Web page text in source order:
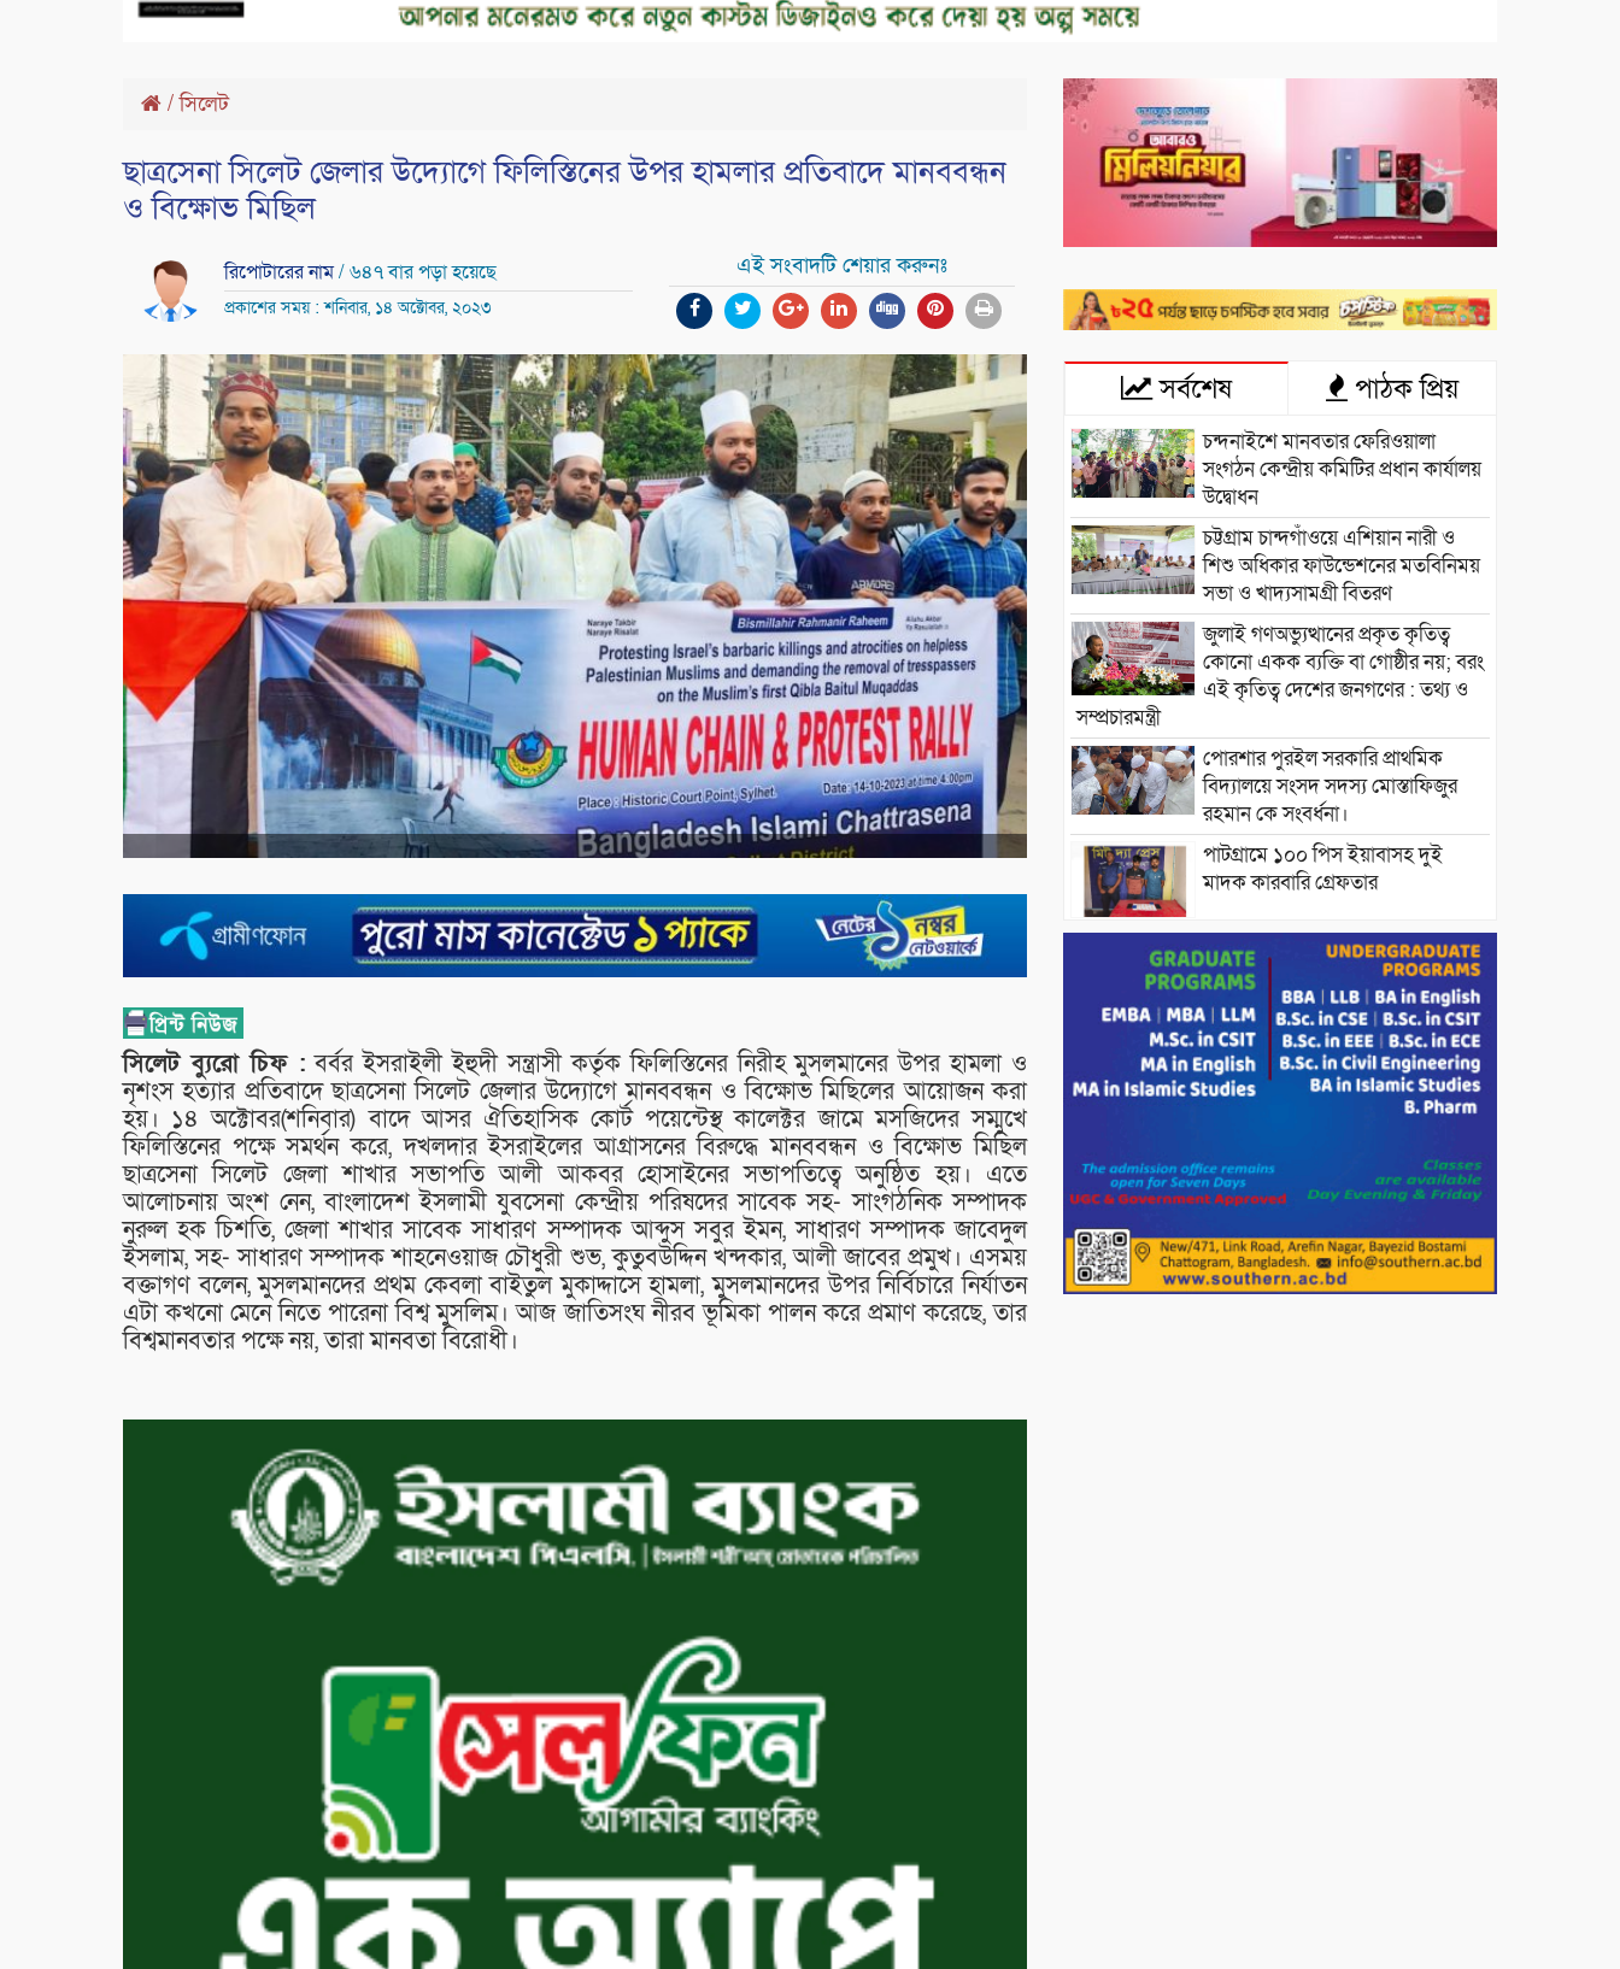
/সিলেট
ছাত্রসেনা সিলেট জেলার উদ্যোগে ফিলিস্তিনের উপর হামলার প্রতিবাদে মানববন্ধন
ও বিক্ষোভ মিছিল
রিপোটারের নাম/ ৬৪৭ বার পড়া হয়েছে
প্রকাশের সময় : শনিবার, ১৪ অক্টোবর, ২০২৩
এই সংবাদটি শেয়ার করুনঃ
সিলেট ব্যুরো চিফ : বর্বর ইসরাইলী ইহুদী সন্ত্রাসী কর্তৃক ফিলিস্তিনের নিরীহ মুসলমানের উপর হামলা ও
নৃশংস হত্যার প্রতিবাদে ছাত্রসেনা সিলেট জেলার উদ্যোগে মানববন্ধন ও বিক্ষোভ মিছিলের আয়োজন করা
হয়। ১৪ অক্টোবর(শনিবার) বাদে আসর ঐতিহাসিক কোর্ট পয়েন্টেস্থ কালেক্টর জামে মসজিদের সম্মুখে
ফিলিস্তিনের পক্ষে সমর্থন করে, দখলদার ইসরাইলের আগ্রাসনের বিরুদ্ধে মানববন্ধন ও বিক্ষোভ মিছিল
ছাত্রসেনা সিলেট জেলা শাখার সভাপতি আলী আকবর হোসাইনের সভাপতিত্বে অনুষ্ঠিত হয়। এতে
আলোচনায় অংশ নেন, বাংলাদেশ ইসলামী যুবসেনা কেন্দ্রীয় পরিষদের সাবেক সহ- সাংগঠনিক সম্পাদক
নুরুল হক চিশতি, জেলা শাখার সাবেক সাধারণ সম্পাদক আব্দুস সবুর ইমন, সাধারণ সম্পাদক জাবেদুল
ইসলাম, সহ- সাধারণ সম্পাদক শাহনেওয়াজ চৌধুরী শুভ, কুতুবউদ্দিন খন্দকার, আলী জাবের প্রমুখ। এসময়
বক্তাগণ বলেন, মুসলমানদের প্রথম কেবলা বাইতুল মুকাদ্দাসে হামলা, মুসলমানদের উপর নির্বিচারে নির্যাতন
এটা কখনো মেনে নিতে পারেনা বিশ্ব মুসলিম। আজ জাতিসংঘ নীরব ভূমিকা পালন করে প্রমাণ করেছে, তার
বিশ্বমানবতার পক্ষে নয়, তারা মানবতা বিরোধী।
সর্বশেষ পাঠক প্রিয়
চন্দনাইশে মানবতার ফেরিওয়ালা
সংগঠন কেন্দ্রীয় কমিটির প্রধান কার্যালয়
উদ্বোধন
চট্টগ্রাম চান্দগাঁওয়ে এশিয়ান নারী ও
শিশু অধিকার ফাউন্ডেশনের মতবিনিময়
সভা ও খাদ্যসামগ্রী বিতরণ
জুলাই গণঅভ্যুত্থানের প্রকৃত কৃতিত্ব
কোনো একক ব্যক্তি বা গোষ্ঠীর নয়; বরং
এই কৃতিত্ব দেশের জনগণের : তথ্য ও
সম্প্রচারমন্ত্রী
পোরশার পুরইল সরকারি প্রাথমিক
বিদ্যালয়ে সংসদ সদস্য মোস্তাফিজুর
রহমান কে সংবর্ধনা।
পাটগ্রামে ১০০ পিস ইয়াবাসহ দুই
মাদক কারবারি গ্রেফতার
ড্যাবের ৩৭তম প্রতিষ্ঠাবার্ষিকীতে
প্রধানমন্ত্রী তারেক রহমান।
চন্দনাইশের হাশিমপুর ৪ নং ওয়ার্ডে
৫’শতাধিক হতদরিদ্র পরিবারের মাঝে
খাদ্যসামগ্রী বিতরণ করেন মনজুর
পরিবেশ রক্ষায় পাটগ্রামে ইহসান ইয়ুথ
সার্কেলের বৃক্ষরোপণ
মিরপুর-১১ নম্বরে দুর্বৃত্তদের গুলিতে
বিএনপি নেতা গুরুতর আহত